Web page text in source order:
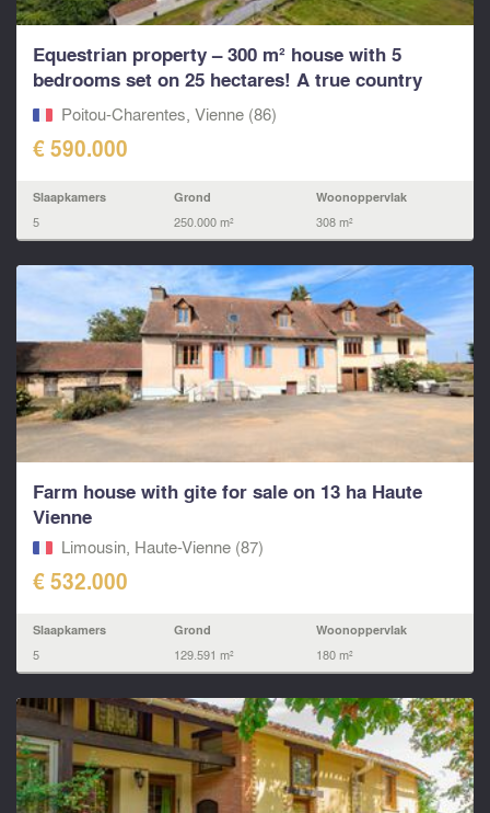
Equestrian property – 300 m² house with 5
bedrooms set on 25 hectares! A true country
estate.Poitou-Charentes, Vienne (86)
€ 590.000
Slaapkamers
5
Grond
250.000 m²
Woonoppervlak
308 m²
Farm house with gite for sale on 13 ha Haute
Vienne
Limousin, Haute-Vienne (87)
€ 532.000
Slaapkamers
5
Grond
129.591 m²
Woonoppervlak
180 m²